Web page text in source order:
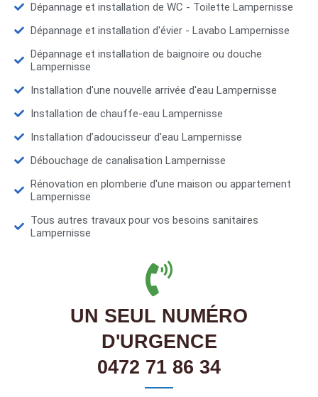
Dépannage et installation de WC - Toilette Lampernisse
Dépannage et installation d'évier - Lavabo Lampernisse
Dépannage et installation de baignoire ou douche
Lampernisse
Installation d'une nouvelle arrivée d'eau Lampernisse
Installation de chauffe-eau Lampernisse
Installation d’adoucisseur d'eau Lampernisse
Débouchage de canalisation Lampernisse
Rénovation en plomberie d'une maison ou appartement
Lampernisse
Tous autres travaux pour vos besoins sanitaires
Lampernisse
UN SEUL NUMÉRO
D'URGENCE
0472 71 86 34